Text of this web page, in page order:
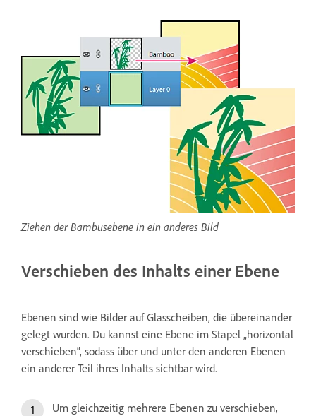
Ziehen der Bambusebene in ein anderes Bild
Verschieben des Inhalts einer Ebene
Ebenen sind wie Bilder auf Glasscheiben, die übereinander
gelegt wurden. Du kannst eine Ebene im Stapel „horizontal
verschieben“, sodass über und unter den anderen Ebenen
ein anderer Teil ihres Inhalts sichtbar wird.
Um gleichzeitig mehrere Ebenen zu verschieben,